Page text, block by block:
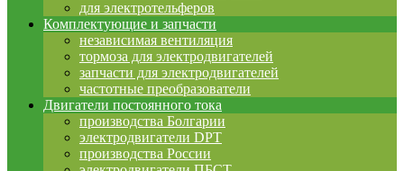
для электротельферов
Комплектующие и запчасти
независимая вентиляция
тормоза для электродвигателей
запчасти для электродвигателей
частотные преобразователи
Двигатели постоянного тока
производства Болгарии
электродвигатели DPT
производства России